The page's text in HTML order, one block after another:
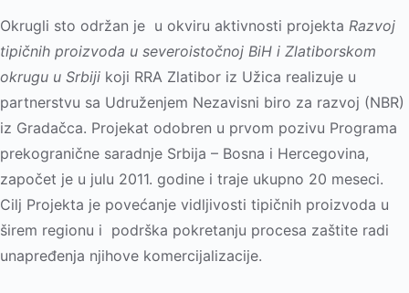
Okrugli sto održan je u okviru aktivnosti projekta Razvoj
tipičnih proizvoda u severoistočnoj BiH i Zlatiborskom
okrugu u Srbiji koji RRA Zlatibor iz Užica realizuje u
partnerstvu sa Udruženjem Nezavisni biro za razvoj (NBR)
iz Gradačca. Projekat odobren u prvom pozivu Programa
prekogranične saradnje Srbija – Bosna i Hercegovina,
započet je u julu 2011. godine i traje ukupno 20 meseci.
Cilј Projekta je povećanje vidlјivosti tipičnih proizvoda u
širem regionu i podrška pokretanju procesa zaštite radi
unapređenja njihove komercijalizacije.